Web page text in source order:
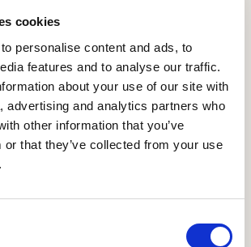
cookies
personalise content and ads, to
features and to analyse our traffic.
about your use of our site with
advertising and analytics partners who
other information that you’ve
or that they’ve collected from your use
til, hvordan I kan bruge lokale
i jeres menuplan
indkøb